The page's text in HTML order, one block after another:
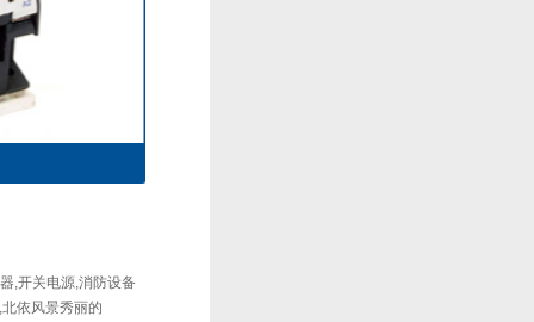
,开关电源,消防设备
依风景秀丽的